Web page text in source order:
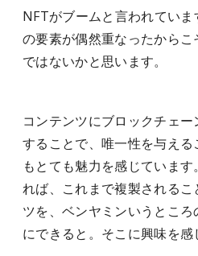
NFTがブームと言われてい
の要素が偶然重なったから
ではないかと思います。
コンテンツにブロックチェ
することで、唯一性を与え
もとても魅力を感じていま
れば、これまで複製される
ツを、ベンヤミンいうとこ
にできると。そこに興味を感